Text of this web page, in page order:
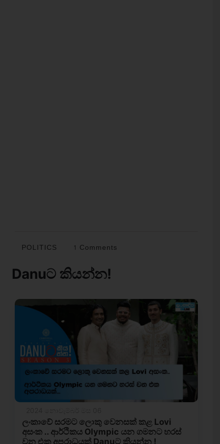
POLITICS 1 Comments